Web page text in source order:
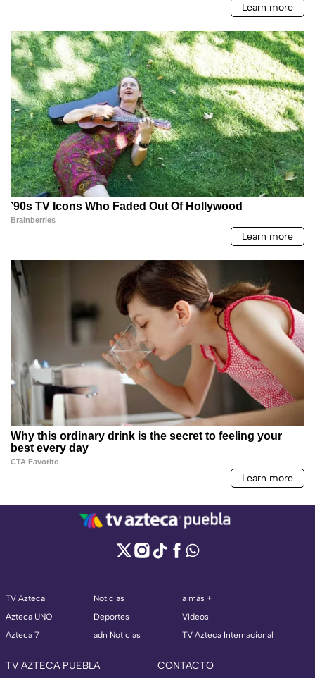
TV Azteca
Azteca UNO
Azteca 7
Noticias
Deportes
adn Noticias
a más +
Videos
TV Azteca Internacional
TV AZTECA PUEBLA CONTACTO